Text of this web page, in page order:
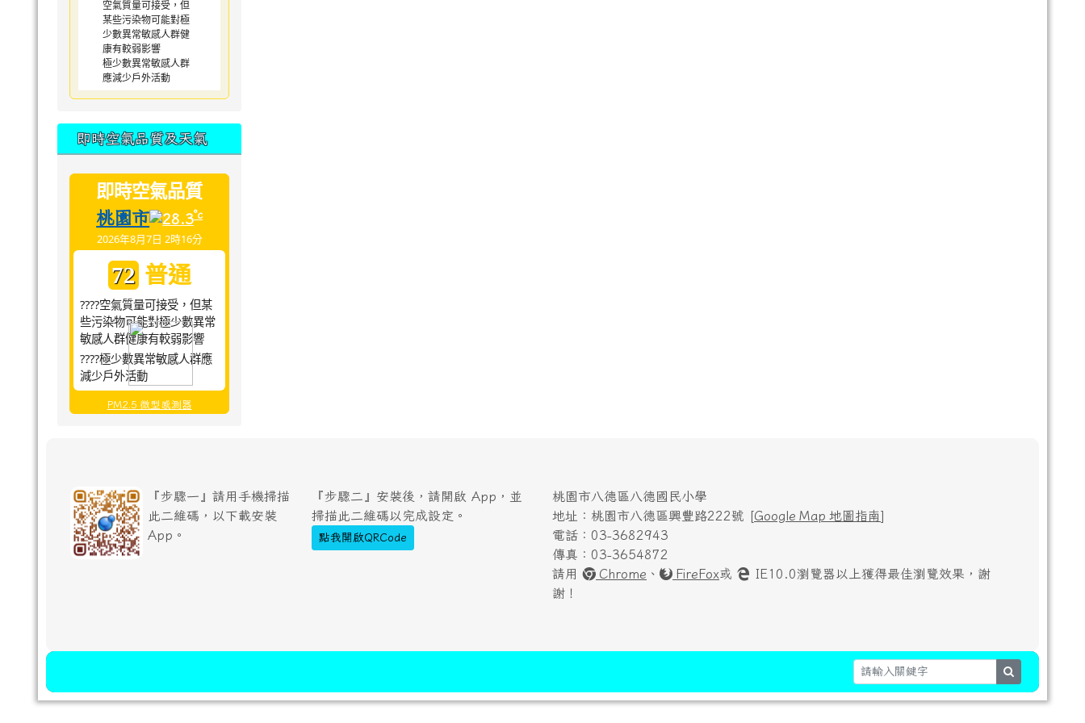
空氣質量可接受，但
某些污染物可能對極
少數異常敏感人群健
康有較弱影響
極少數異常敏感人群
應減少戶外活動
即時空氣品質及天氣
即時空氣品質
桃園市 28.3°c
2026年8月7日 2時16分
72 普通
????空氣質量可接受，但某
些污染物可能對極少數異常
敏感人群健康有較弱影響
????極少數異常敏感人群應
減少戶外活動
PM2.5 微型感測器
『步驟一』請用手機掃描
此二維碼，以下載安裝
App。
『步驟二』安裝後，請開啟 App，並
掃描此二維碼以完成設定。
點我開啟QRCode
桃園市八德區八德國民小學
地址：桃園市八德區興豐路222號 [Google Map 地圖指南]
電話：03-3682943
傳真：03-3654872
請用
Chrome 、 FireFox或
IE10.0瀏覽器以上獲得最佳瀏覽效果，謝
謝！